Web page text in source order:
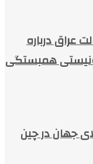
عراق درباره
همبستگی
جهان در چین